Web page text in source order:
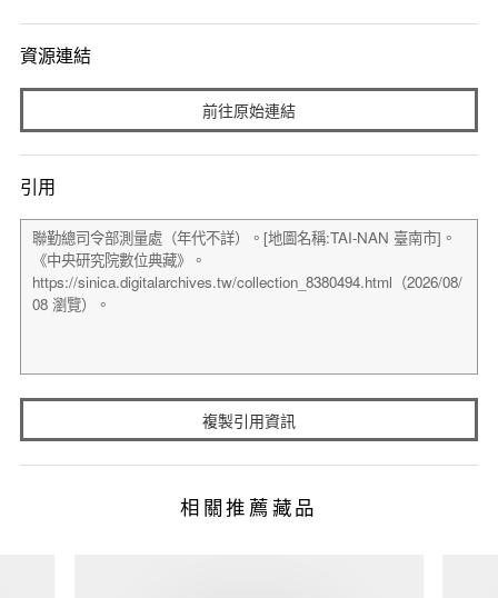
資源連結
前往原始連結
引用
複製引用資訊
相關推薦藏品